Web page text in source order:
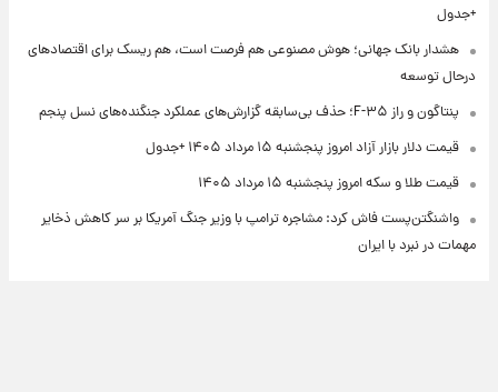
+جدول
هشدار بانک جهانی؛ هوش مصنوعی هم فرصت است، هم ریسک برای اقتصادهای
درحال توسعه
پنتاگون و راز F-۳۵؛ حذف بی‌سابقه گزارش‌های عملکرد جنگنده‌های نسل پنجم
قیمت دلار بازار آزاد امروز پنجشنبه ۱۵ مرداد ۱۴۰۵ +جدول
قیمت طلا و سکه امروز پنجشنبه ۱۵ مرداد ۱۴۰۵
واشنگتن‌پست فاش کرد: مشاجره ترامپ با وزیر جنگ آمریکا بر سر کاهش ذخایر
مهمات در نبرد با ایران